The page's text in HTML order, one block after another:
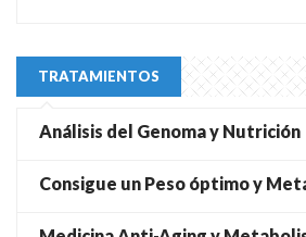
TRATAMIENTOS
Análisis del Genoma y Nutrición
Consigue un Peso óptimo y